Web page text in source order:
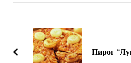
записям
Пирог